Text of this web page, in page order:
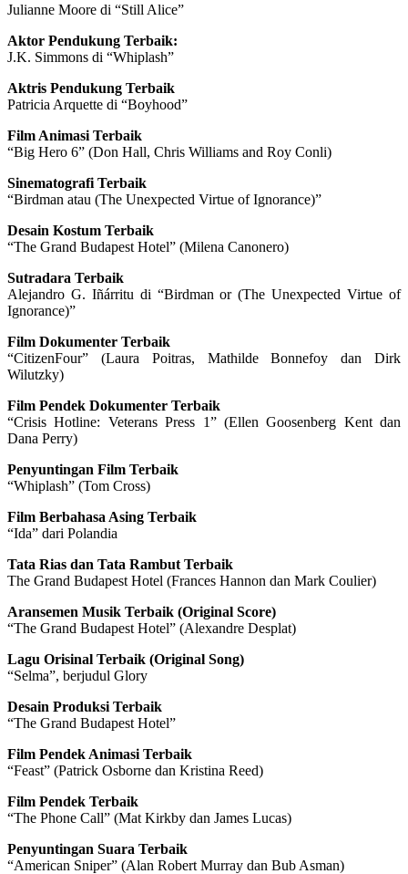
Julianne Moore di “Still Alice”
Aktor Pendukung Terbaik:
J.K. Simmons di “Whiplash”
Aktris Pendukung Terbaik
Patricia Arquette di “Boyhood”
Film Animasi Terbaik
“Big Hero 6” (Don Hall, Chris Williams and Roy Conli)
Sinematografi Terbaik
“Birdman atau (The Unexpected Virtue of Ignorance)”
Desain Kostum Terbaik
“The Grand Budapest Hotel” (Milena Canonero)
Sutradara Terbaik
Alejandro G. Iñárritu di “Birdman or (The Unexpected Virtue of
Ignorance)”
Film Dokumenter Terbaik
“CitizenFour” (Laura Poitras, Mathilde Bonnefoy dan Dirk
Wilutzky)
Film Pendek Dokumenter Terbaik
“Crisis Hotline: Veterans Press 1” (Ellen Goosenberg Kent dan
Dana Perry)
Penyuntingan Film Terbaik
“Whiplash” (Tom Cross)
Film Berbahasa Asing Terbaik
“Ida” dari Polandia
Tata Rias dan Tata Rambut Terbaik
The Grand Budapest Hotel (Frances Hannon dan Mark Coulier)
Aransemen Musik Terbaik (Original Score)
“The Grand Budapest Hotel” (Alexandre Desplat)
Lagu Orisinal Terbaik (Original Song)
“Selma”, berjudul Glory
Desain Produksi Terbaik
“The Grand Budapest Hotel”
Film Pendek Animasi Terbaik
“Feast” (Patrick Osborne dan Kristina Reed)
Film Pendek Terbaik
“The Phone Call” (Mat Kirkby dan James Lucas)
Penyuntingan Suara Terbaik
“American Sniper” (Alan Robert Murray dan Bub Asman)